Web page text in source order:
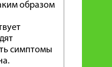
образом
симптомы